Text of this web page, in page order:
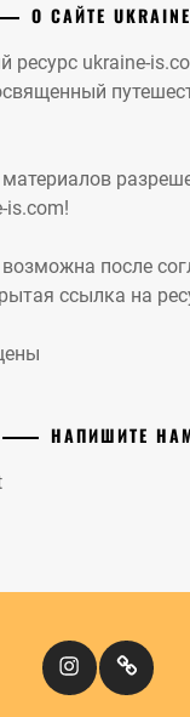
О САЙТЕ
ukraine-
is.com!
после
ссылка на
НАПИШИТЕ
Instagram